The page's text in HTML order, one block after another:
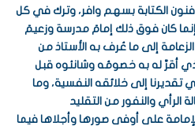
الكتابة بسهم وافر، وترك في كل
كان فوق ذلك إمامَ مدرسة وزعيمَ
إلى ما عُرف به الأستاذ من
أقرَّ له به خصومُه وشانئوه قبل
تقديرنا إلى خلائقه النفسية، وما
الرأي والنفور من التقليد
على أوفى صورها وأجلاها فيما